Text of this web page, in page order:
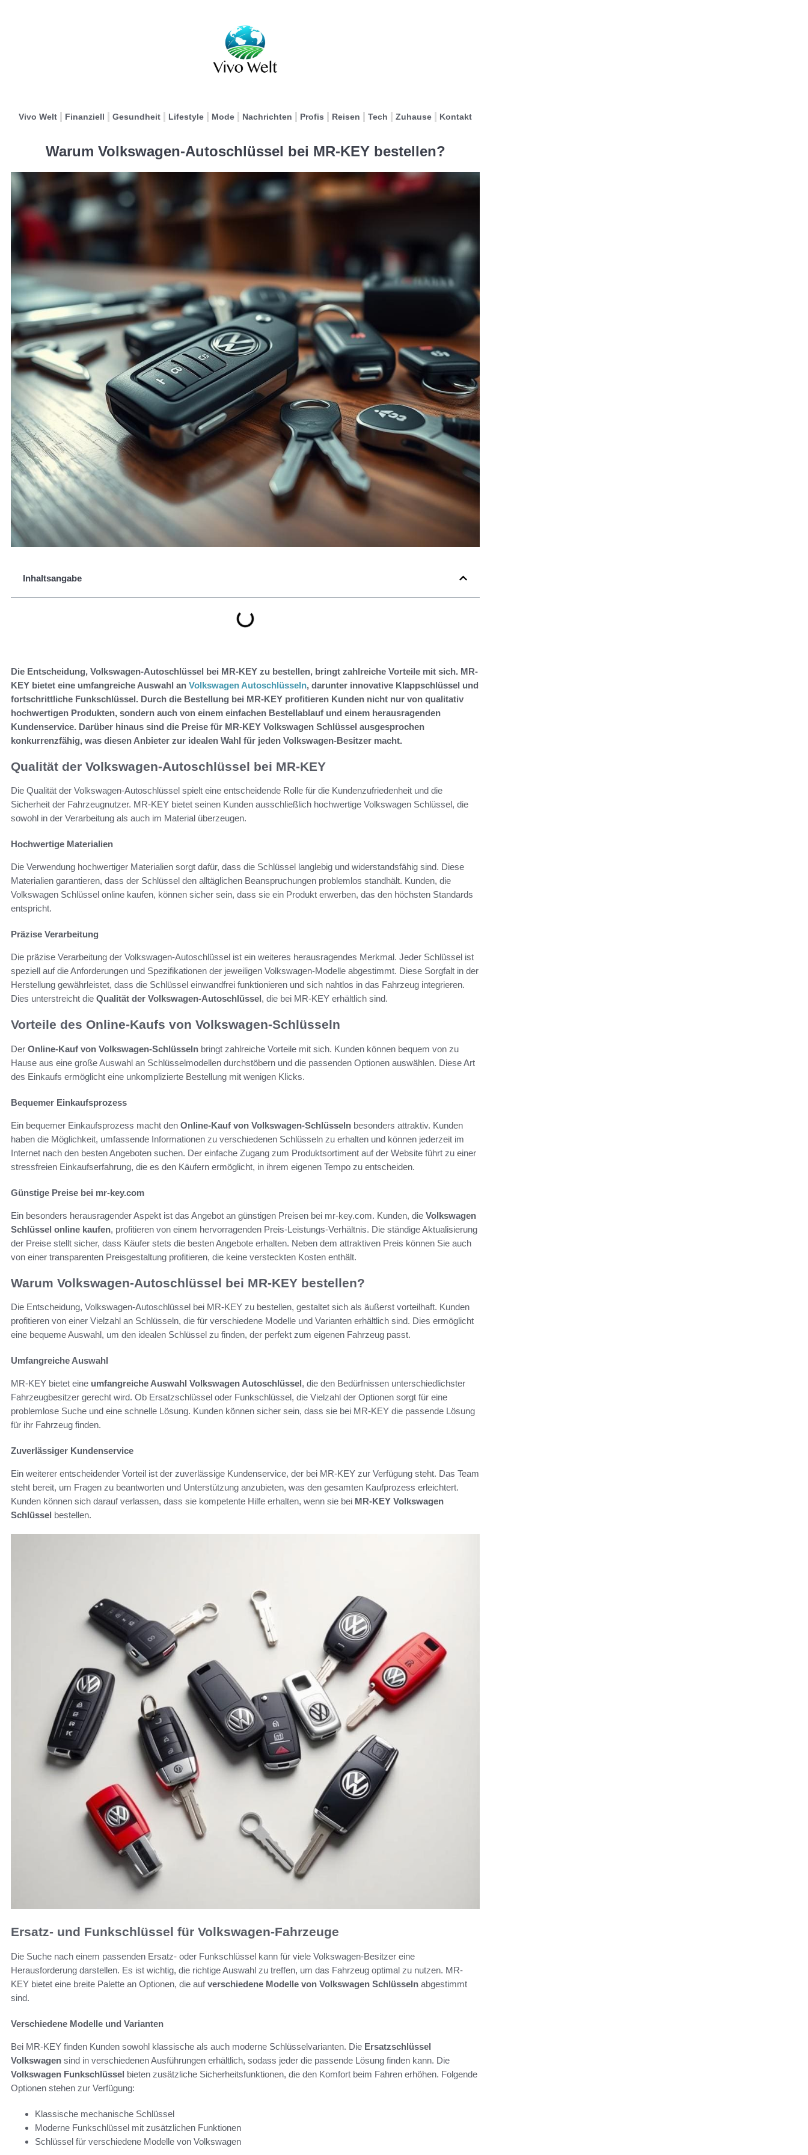
Vivo Welt Finanziell Gesundheit Lifestyle Mode Nachrichten Profis Reisen Tech Zuhause Kontakt
Warum Volkswagen-Autoschlüssel bei MR-KEY bestellen?
Inhaltsangabe
Die Entscheidung, Volkswagen-Autoschlüssel bei MR-KEY zu bestellen, bringt zahlreiche Vorteile mit sich. MR-
KEY bietet eine umfangreiche Auswahl an Volkswagen Autoschlüsseln, darunter innovative Klappschlüssel und
fortschrittliche Funkschlüssel. Durch die Bestellung bei MR-KEY profitieren Kunden nicht nur von qualitativ
hochwertigen Produkten, sondern auch von einem einfachen Bestellablauf und einem herausragenden
Kundenservice. Darüber hinaus sind die Preise für MR-KEY Volkswagen Schlüssel ausgesprochen
konkurrenzfähig, was diesen Anbieter zur idealen Wahl für jeden Volkswagen-Besitzer macht.
Qualität der Volkswagen-Autoschlüssel bei MR-KEY
Die Qualität der Volkswagen-Autoschlüssel spielt eine entscheidende Rolle für die Kundenzufriedenheit und die
Sicherheit der Fahrzeugnutzer. MR-KEY bietet seinen Kunden ausschließlich hochwertige Volkswagen Schlüssel, die
sowohl in der Verarbeitung als auch im Material überzeugen.
Hochwertige Materialien
Die Verwendung hochwertiger Materialien sorgt dafür, dass die Schlüssel langlebig und widerstandsfähig sind. Diese
Materialien garantieren, dass der Schlüssel den alltäglichen Beanspruchungen problemlos standhält. Kunden, die
Volkswagen Schlüssel online kaufen, können sicher sein, dass sie ein Produkt erwerben, das den höchsten Standards
entspricht.
Präzise Verarbeitung
Die präzise Verarbeitung der Volkswagen-Autoschlüssel ist ein weiteres herausragendes Merkmal. Jeder Schlüssel ist
speziell auf die Anforderungen und Spezifikationen der jeweiligen Volkswagen-Modelle abgestimmt. Diese Sorgfalt in der
Herstellung gewährleistet, dass die Schlüssel einwandfrei funktionieren und sich nahtlos in das Fahrzeug integrieren.
Dies unterstreicht die Qualität der Volkswagen-Autoschlüssel, die bei MR-KEY erhältlich sind.
Vorteile des Online-Kaufs von Volkswagen-Schlüsseln
Der Online-Kauf von Volkswagen-Schlüsseln bringt zahlreiche Vorteile mit sich. Kunden können bequem von zu
Hause aus eine große Auswahl an Schlüsselmodellen durchstöbern und die passenden Optionen auswählen. Diese Art
des Einkaufs ermöglicht eine unkomplizierte Bestellung mit wenigen Klicks.
Bequemer Einkaufsprozess
Ein bequemer Einkaufsprozess macht den Online-Kauf von Volkswagen-Schlüsseln besonders attraktiv. Kunden
haben die Möglichkeit, umfassende Informationen zu verschiedenen Schlüsseln zu erhalten und können jederzeit im
Internet nach den besten Angeboten suchen. Der einfache Zugang zum Produktsortiment auf der Website führt zu einer
stressfreien Einkaufserfahrung, die es den Käufern ermöglicht, in ihrem eigenen Tempo zu entscheiden.
Günstige Preise bei mr-key.com
Ein besonders herausragender Aspekt ist das Angebot an günstigen Preisen bei mr-key.com. Kunden, die Volkswagen
Schlüssel online kaufen, profitieren von einem hervorragenden Preis-Leistungs-Verhältnis. Die ständige Aktualisierung
der Preise stellt sicher, dass Käufer stets die besten Angebote erhalten. Neben dem attraktiven Preis können Sie auch
von einer transparenten Preisgestaltung profitieren, die keine versteckten Kosten enthält.
Warum Volkswagen-Autoschlüssel bei MR-KEY bestellen?
Die Entscheidung, Volkswagen-Autoschlüssel bei MR-KEY zu bestellen, gestaltet sich als äußerst vorteilhaft. Kunden
profitieren von einer Vielzahl an Schlüsseln, die für verschiedene Modelle und Varianten erhältlich sind. Dies ermöglicht
eine bequeme Auswahl, um den idealen Schlüssel zu finden, der perfekt zum eigenen Fahrzeug passt.
Umfangreiche Auswahl
MR-KEY bietet eine umfangreiche Auswahl Volkswagen Autoschlüssel, die den Bedürfnissen unterschiedlichster
Fahrzeugbesitzer gerecht wird. Ob Ersatzschlüssel oder Funkschlüssel, die Vielzahl der Optionen sorgt für eine
problemlose Suche und eine schnelle Lösung. Kunden können sicher sein, dass sie bei MR-KEY die passende Lösung
für ihr Fahrzeug finden.
Zuverlässiger Kundenservice
Ein weiterer entscheidender Vorteil ist der zuverlässige Kundenservice, der bei MR-KEY zur Verfügung steht. Das Team
steht bereit, um Fragen zu beantworten und Unterstützung anzubieten, was den gesamten Kaufprozess erleichtert.
Kunden können sich darauf verlassen, dass sie kompetente Hilfe erhalten, wenn sie bei MR-KEY Volkswagen
Schlüssel bestellen.
Ersatz- und Funkschlüssel für Volkswagen-Fahrzeuge
Die Suche nach einem passenden Ersatz- oder Funkschlüssel kann für viele Volkswagen-Besitzer eine
Herausforderung darstellen. Es ist wichtig, die richtige Auswahl zu treffen, um das Fahrzeug optimal zu nutzen. MR-
KEY bietet eine breite Palette an Optionen, die aufverschiedene Modelle von Volkswagen Schlüsseln abgestimmt
sind.
Verschiedene Modelle und Varianten
Bei MR-KEY finden Kunden sowohl klassische als auch moderne Schlüsselvarianten. Die Ersatzschlüssel
Volkswagen sind in verschiedenen Ausführungen erhältlich, sodass jeder die passende Lösung finden kann. Die
Volkswagen Funkschlüssel bieten zusätzliche Sicherheitsfunktionen, die den Komfort beim Fahren erhöhen. Folgende
Optionen stehen zur Verfügung:
Klassische mechanische Schlüssel
Moderne Funkschlüssel mit zusätzlichen Funktionen
Schlüssel für verschiedene Modelle von Volkswagen